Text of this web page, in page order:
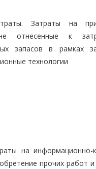
Затраты на
отнесенные к
запасов в рамках
технологии
на информационно-
прочих работ